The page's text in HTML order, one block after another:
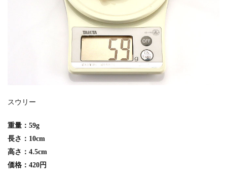
スウリー
重量：59g
長さ：10cm
高さ：4.5cm
価格：420円